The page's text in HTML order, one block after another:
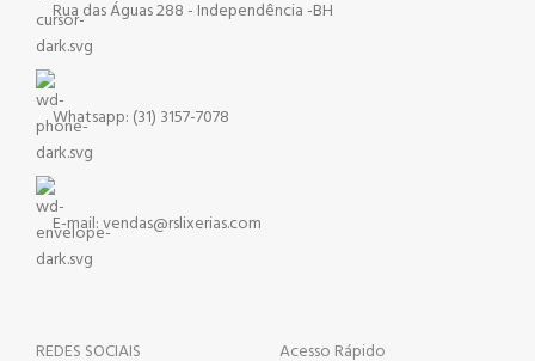
Rua das Águas 288 - Independência -BH
Whatsapp: (31) 3157-7078
E-mail: vendas@rslixerias.com
REDES SOCIAIS Acesso Rápido